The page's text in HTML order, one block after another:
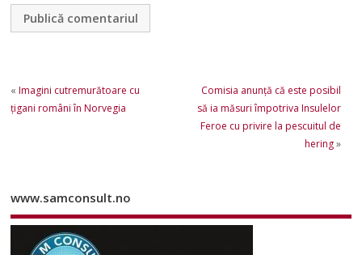
«Imagini cutremurătoare cu
țigani români în Norvegia
Comisia anunță că este posibil
să ia măsuri împotriva Insulelor
Feroe cu privire la pescuitul de
hering»
www.samconsult.no